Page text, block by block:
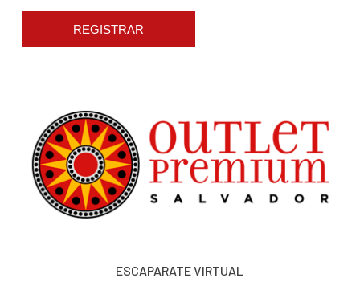
REGISTRAR
ESCAPARATE VIRTUAL